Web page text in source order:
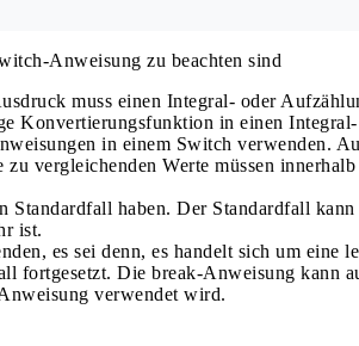
Anweisung zu beachten sind
muss einen Integral- oder
Konvertierungsfunktion in einen
in einem Switch verwenden.
vergleichenden Werte müssen
haben. Der Standardfall
ist.
es sei denn, es handelt sich um eine
fortgesetzt. Die break-Anweisung kann
verwendet wird.